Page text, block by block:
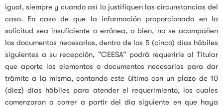
igual, siempre y cuando así lo justifiquen las circunstancias del
caso. En caso de que la información proporcionada en la
solicitud sea insuficiente o errónea, o bien, no se acompañen
los documentos necesarios, dentro de los 5 (cinco) días hábiles
siguientes a su recepción, “CEESA” podrá requerirle al Titular
que aporte los elementos o documentos necesarios para dar
trámite a la misma, contando este último con un plazo de 10
(diez) días hábiles para atender el requerimiento, los cuales
comenzaran a correr a partir del día siguiente en que haya